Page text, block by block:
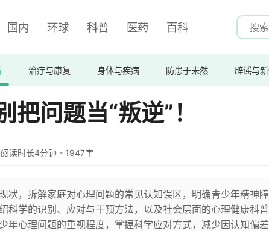
国内 环球 科普 医药 百科
治疗与康复 身体与疾病 防患于未然 辟谣与
问题当“叛逆”！
读时长4分钟 - 1947字
状，拆解家庭对心理问题的常见认知误区，明确青少年精神
科学的识别、应对与干预方法，以及社会层面的心理健康科
年心理问题的重视程度，掌握科学应对方式，减少因认知偏